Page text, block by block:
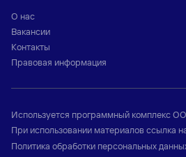
О нас
Вакансии
Контакты
Правовая информация
Используется программный комплекс
При использовании материалов ссылка
Политика обработки персональных